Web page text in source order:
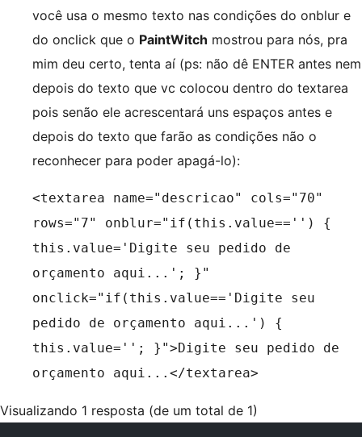
você usa o mesmo texto nas condições do onblur e
do onclick que o PaintWitch mostrou para nós, pra
mim deu certo, tenta aí (ps: não dê ENTER antes nem
depois do texto que vc colocou dentro do textarea
pois senão ele acrescentará uns espaços antes e
depois do texto que farão as condições não o
reconhecer para poder apagá-lo):
<textarea name="descricao" cols="70"
rows="7" onblur="if(this.value=='') {
this.value='Digite seu pedido de
orçamento aqui...'; }"
onclick="if(this.value=='Digite seu
pedido de orçamento aqui...') {
this.value=''; }">Digite seu pedido de
orçamento aqui...</textarea>
Visualizando 1 resposta (de um total de 1)